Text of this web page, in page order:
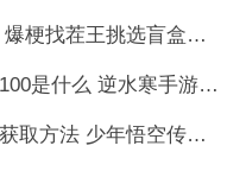
爆梗找茬王挑选盲盒怎么玩 爆梗找茬王挑选盲盒通关攻略
逆水寒手游绒绒夜盲盒限量100是什么 逆水寒手游绒绒夜盲盒限量详解
少年悟空传游戏中珍稀道具获取方法 少年悟空传游戏珍稀道具如何获取